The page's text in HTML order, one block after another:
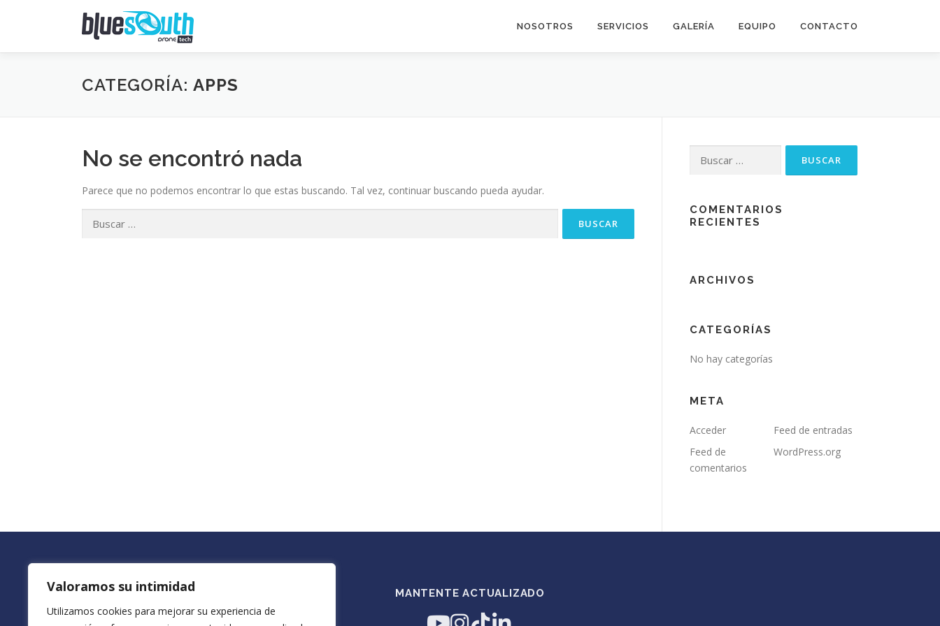
Valoramos su intimidad
Utilizamos cookies para mejorar su experiencia de
NOSOTROS SERVICIOS GALERÍA EQUIPO CONTACTO
CATEGORÍA: APPS
No se encontró nada
Parece que no podemos encontrar lo que estas buscando. Tal vez, continuar buscando pueda ayudar.
COMENTARIOS
RECIENTES
ARCHIVOS
CATEGORÍAS
No hay categorías
META
Acceder
Feed de entradas
Feed de
comentarios
WordPress.org
MANTENTE ACTUALIZADO